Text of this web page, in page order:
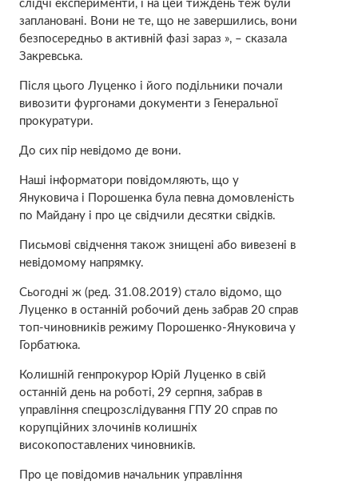
слідчі експерименти, і на цей тиждень теж були
заплановані. Вони не те, що не завершились, вони
безпосередньо в активній фазі зараз », – сказала
Закревська.
Після цього Луценко і його подільники почали
вивозити фургонами документи з Генеральної
прокуратури.
До сих пір невідомо де вони.
Наші інформатори повідомляють, що у
Януковича і Порошенка була певна домовленість
по Майдану і про це свідчили десятки свідків.
Письмові свідчення також знищені або вивезені в
невідомому напрямку.
Сьогодні ж (ред. 31.08.2019) стало відомо, що
Луценко в останній робочий день забрав 20 справ
топ-чиновників режиму Порошенко-Януковича у
Горбатюка.
Колишній генпрокурор Юрій Луценко в свій
останній день на роботі, 29 серпня, забрав в
управління спецрозслідування ГПУ 20 справ по
корупційних злочинів колишніх
високопоставлених чиновників.
Про це повідомив начальник управління